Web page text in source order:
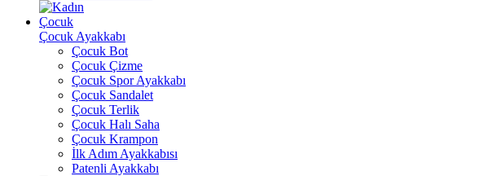
Çocuk
Çocuk Ayakkabı
Çocuk Bot
Çocuk Çizme
Çocuk Spor Ayakkabı
Çocuk Sandalet
Çocuk Terlik
Çocuk Halı Saha
Çocuk Krampon
İlk Adım Ayakkabısı
Patenli Ayakkabı